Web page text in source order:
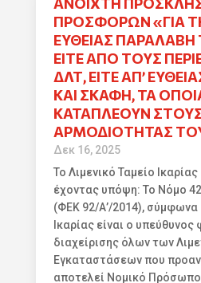
ΠΡΟΣΦΟΡΏΝ «ΓΙΑ
ΕΥΘΕΊΑΣ ΠΑΡΑΛΑΒΉ
ΕΊΤΕ ΑΠΌ ΤΟΥΣ
ΔΛΤ, ΕΊΤΕ ΑΠ’
ΚΑΙ ΣΚΆΦΗ, ΤΑ
ΚΑΤΑΠΛΈΟΥΝ
ΑΡΜΟΔΙΌΤΗΤΑΣ ΤΟΥ
Δεκ 16, 2025
Το Λιμενικό Ταμείο
έχοντας υπόψη: Το Νόμο
(ΦΕΚ 92/Α’/2014), σύμφωνα
Ικαρίας είναι ο
διαχείρισης όλων των
Εγκαταστάσεων που
αποτελεί Νομικό